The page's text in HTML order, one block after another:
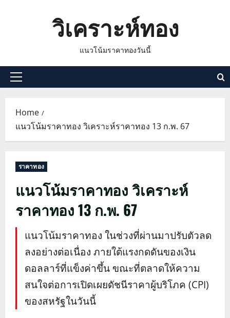
วิเคราะห์ทอง
แนวโน้มราคาทองวันนี้
Primary
Home
แนวโน้มราคาทอง วิเคราะห์ราคาทอง 13 ก.พ. 67
ราคาทอง
แนวโน้มราคาทอง วิเคราะห์
ราคาทอง 13 ก.พ. 67
แนวโน้มราคาทอง ในช่วงที่ผ่านมาปรับตัวลด
ลงอย่างต่อเนื่อง ภายใต้แรงกดดันของเงิน
ดอลลาร์ที่แข็งค่าขึ้น ขณะที่ตลาดให้ความ
สนใจต่อการเปิดเผยดัชนีราคาผู้บริโภค (CPI)
ของสหรัฐในวันนี้